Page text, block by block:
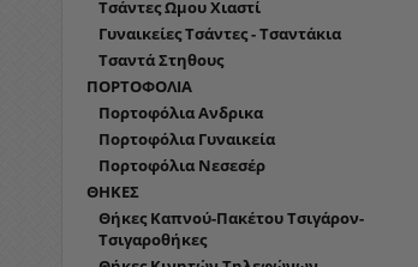
Τσάντες Ωμου Χιαστί
Γυναικείες Τσάντες - Τσαντάκια
Τσαντά Στηθους
ΠΟΡΤΟΦΟΛΙΑ
Πορτοφόλια Ανδρικα
Πορτοφόλια Γυναικεία
Πορτοφόλια Νεσεσέρ
ΘΗΚΕΣ
Θήκες Καπνού-Πακέτου Τσιγάρον-
Τσιγαροθήκες